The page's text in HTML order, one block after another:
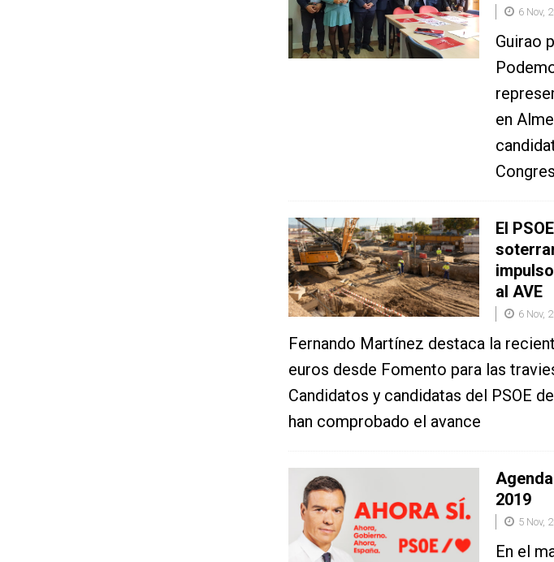
6 Nov,
Guirao
en
El
al AVE
6 Nov,
Fernando Martínez destaca la
euros desde Fomento para las
Candidatos y candidatas del PSOE
han comprobado el avance
2019
5 Nov,
En el